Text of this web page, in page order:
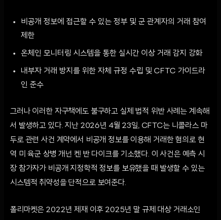
비공개 정보에 접근할 수 있는 정부 및 군 관계자의 거래 참여
제한
온체인 모니터링 시스템을 통한 실시간 이상 거래 감지 강화
내부자 거래 방지를 위한 자체 규정 수립 및 CFTC 가이드라
인 준수
그러나 이러한 자구책에도 불구하고 실제 법적 위반 사례는 계속해
서 발생하고 있다. 지난 2026년 4월 23일, CFTC는 니콜라스 마
두로 관련 사건 계약에서 비공개 정보를 이용해 거래한 혐의로 현
역 미 육군 상병 개넌 켄 반 다이크를 기소했다. 이 사건은 예측 시
장 참가자가 비공개 지정학적 정보를 보유했을 때 발생할 수 있는
시스템적 취약성을 단적으로 보여준다.
폴리마켓은 2022년 제재 이후 2025년 말 규제 대상 거래소인